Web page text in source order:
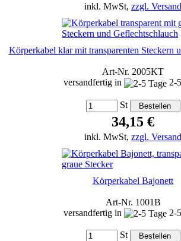
inkl. MwSt, zzgl. Versand
Körperkabel klar mit transparenten Steckern
Art-Nr. 2005KT
versandfertig in
2-
St
34,15 €
inkl. MwSt, zzgl. Versand
Körperkabel Bajonett
Art-Nr. 1001B
versandfertig in
2-
St